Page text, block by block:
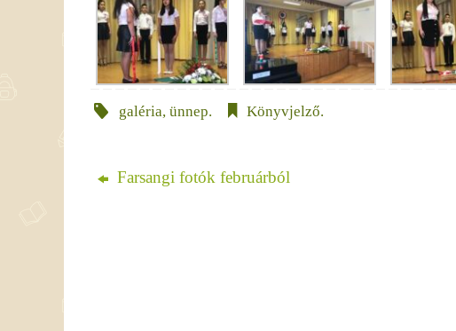
galéria, ünnep. Könyvjelző.
Farsangi fotók februárból